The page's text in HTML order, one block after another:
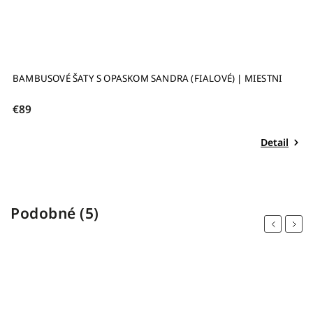
VOĽNÉ TEPLÁKOVÉ ŠATY S OPASKOM SANDRA (TMAVÁ MOCHA) |
€69
Detail
Podobné (5)
Previous
Next